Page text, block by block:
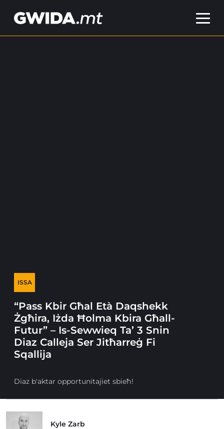
ISSA
“Pass Kbir Għal Età Daqshekk
Żgħira, Iżda Ħolma Kbira Għall-
Futur” – Is-Sewwieq Ta’ 3 Snin
Diaz Calleja Ser Jitħarreġ Fi
Sqallija
Diaz b'aktar opportunitajiet sbieħ!
Kyle Zarb